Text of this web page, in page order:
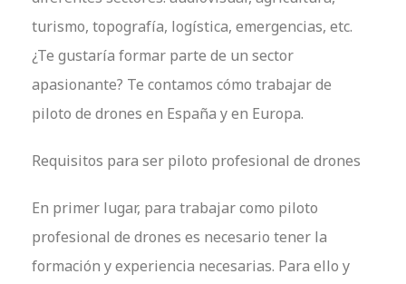
turismo, topografía, logística, emergencias, etc.
¿Te gustaría formar parte de un sector
apasionante? Te contamos cómo trabajar de
piloto de drones en España y en Europa.
Requisitos para ser piloto profesional de drones
En primer lugar, para trabajar como piloto
profesional de drones es necesario tener la
formación y experiencia necesarias. Para ello y